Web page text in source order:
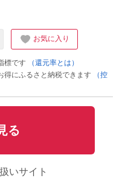
お気に入り
標です
（還元率とは）
にふるさと納税できます
（控
る
いサイト